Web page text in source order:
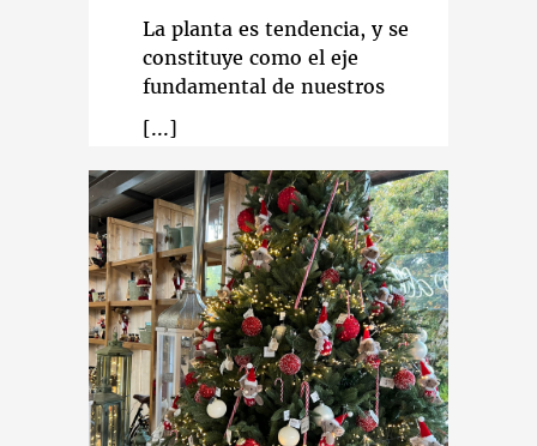
La planta es tendencia, y se
constituye como el eje
fundamental de nuestros
estilos decorativos.
¡Descúbrelos!